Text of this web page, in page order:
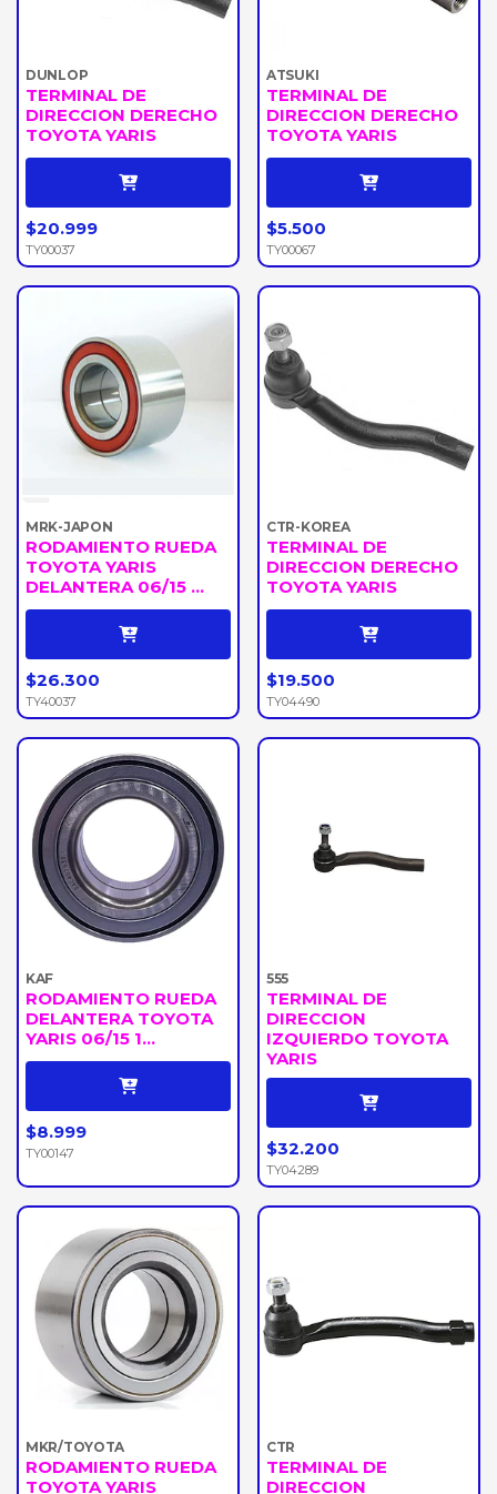
DUNLOP
TERMINAL DE
DIRECCION DERECHO
TOYOTA YARIS
$20.999
TY00037
ATSUKI
TERMINAL DE
DIRECCION DERECHO
TOYOTA YARIS
$5.500
TY00067
MRK-JAPON
RODAMIENTO RUEDA
TOYOTA YARIS
DELANTERA 06/15 ...
$26.300
TY40037
CTR-KOREA
TERMINAL DE
DIRECCION DERECHO
TOYOTA YARIS
$19.500
TY04490
KAF
RODAMIENTO RUEDA
DELANTERA TOYOTA
YARIS 06/15 1...
$8.999
TY00147
555
TERMINAL DE
DIRECCION
IZQUIERDO TOYOTA
YARIS
$32.200
TY04289
MKR/TOYOTA
RODAMIENTO RUEDA
TOYOTA YARIS
CTR
TERMINAL DE
DIRECCION